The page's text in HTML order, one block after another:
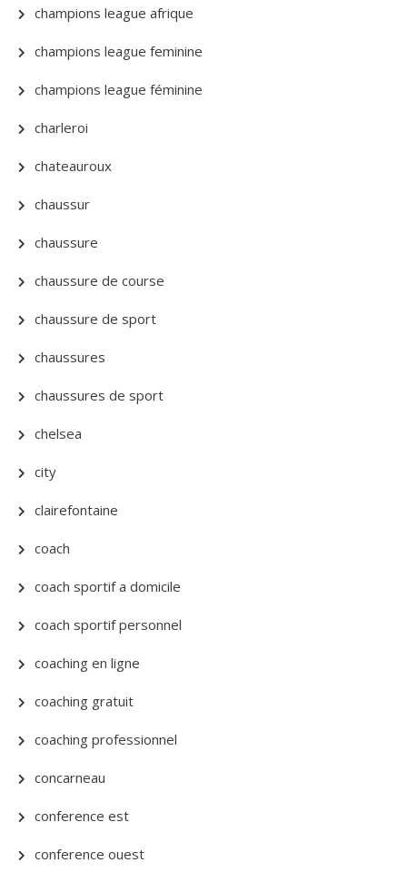
champions league afrique
champions league feminine
champions league féminine
charleroi
chateauroux
chaussur
chaussure
chaussure de course
chaussure de sport
chaussures
chaussures de sport
chelsea
city
clairefontaine
coach
coach sportif a domicile
coach sportif personnel
coaching en ligne
coaching gratuit
coaching professionnel
concarneau
conference est
conference ouest